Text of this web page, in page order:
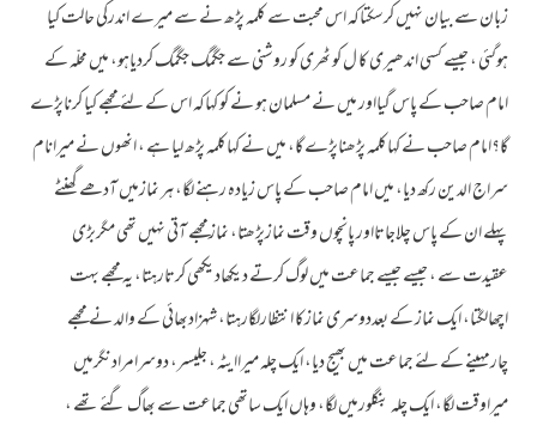
زبان سے بیان نہیں کرسکتاکہ اس محبت سے کلمہ پڑھ نے سے میرے اندرکی حالت کیا
ہوگئی ، جیسے کسی اندھیری کا ل کو ٹھری کو روشنی سے جگمگ جگمگ کردیاہو، میں محلّہ کے
امام صاحب کے پاس گیااور میں نے مسلمان ہو نے کو کہاکہ اس کے لئے مجھے کیا کرناپڑے
گا؟امام صاحب نے کہاکلمہ پڑھناپڑے گا، میں نے کہاکلمہ پڑھ لیا ہے ، انھوں نے میرانام
سراج الدین رکھ دیا، میں امام صاحب کے پاس زیادہ رہنے لگا، ہر نمازمیں آدھے گھنٹے
پہلے ان کے پاس چلاجاتااور پانچوں وقت نمازپڑھتا، نمازمجھے آتی نہیں تھی مگربڑی
عقیدت سے ، جیسے جیسے جماعت میں لوگ کرتے دیکھادیکھی کرتارہتا، یہ مجھے بہت
اچھالگتا، ایک نماز کے بعددوسری نمازکا انتظارلگارہتا، شہزادبھائی کے والد نے مجھے
چارمہینے کے لئے جماعت میں بھیج دیا، ایک چلہ میراایٹہ ، جلیسر، دوسرامرادنگرمیں
میراوقت لگا، ایک چلہ بنگلورمیں لگا، وہاں ایک ساتھی جماعت سے بھاگ گئے تھے ،